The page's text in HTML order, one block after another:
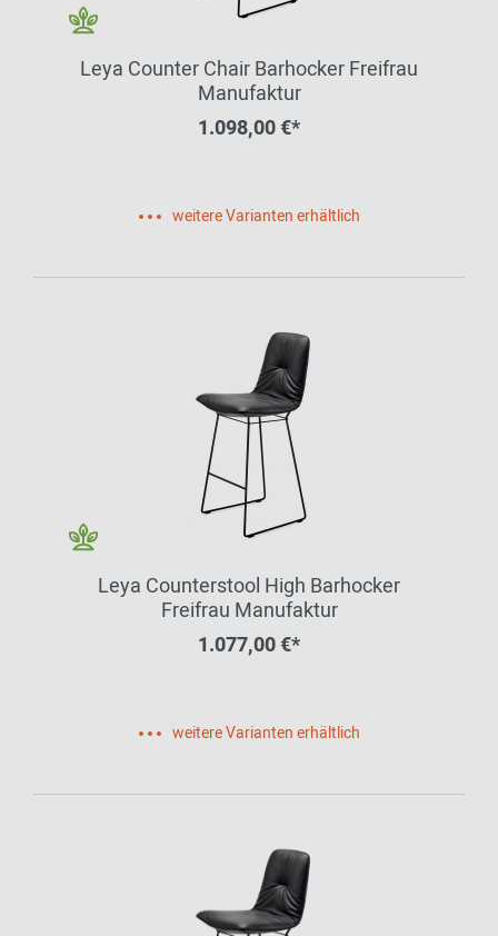
Leya Counter Chair Barhocker Freifrau
Manufaktur
1.098,00 €*
weitere Varianten erhältlich
Leya Counterstool High Barhocker
Freifrau Manufaktur
1.077,00 €*
weitere Varianten erhältlich